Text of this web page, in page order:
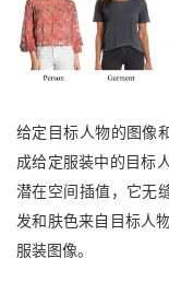
给定目标人物的图像
成给定服装中的目标
潜在空间插值，它无
发和肤色来自目标人
服装图像。